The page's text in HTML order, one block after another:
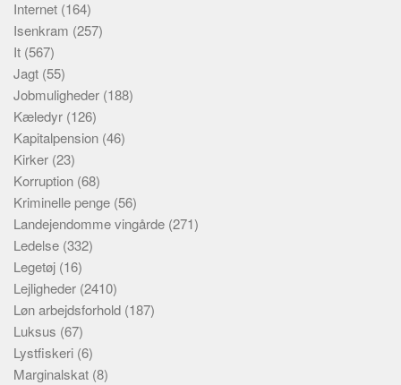
Internet (164)
Isenkram (257)
It (567)
Jagt (55)
Jobmuligheder (188)
Kæledyr (126)
Kapitalpension (46)
Kirker (23)
Korruption (68)
Kriminelle penge (56)
Landejendomme vingårde (271)
Ledelse (332)
Legetøj (16)
Lejligheder (2410)
Løn arbejdsforhold (187)
Luksus (67)
Lystfiskeri (6)
Marginalskat (8)